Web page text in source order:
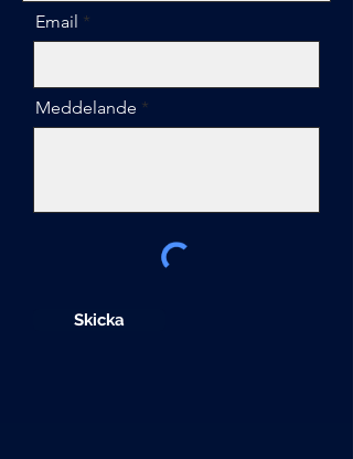
Email
Meddelande
Skicka